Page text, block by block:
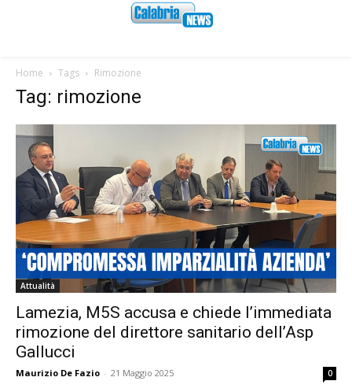
Home Tags Rimozione
Tag: rimozione
Attualità
Lamezia, M5S accusa e chiede l’immediata
rimozione del direttore sanitario dell’Asp
Gallucci
Maurizio De Fazio - 21 Maggio 2025 0